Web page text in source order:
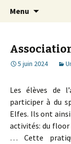
Lycée
Métiers
Services
Menu
5 juin 2024
Les élèves de
participer à du
Elfes. Ils ont
activités: du floor
… Cette